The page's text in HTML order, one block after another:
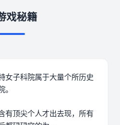
戏秘籍
女子科院属于大量个所历史
有顶尖个人才出去现，所有